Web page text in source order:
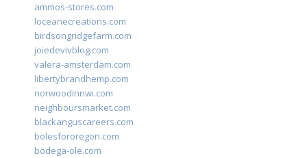
ammos-stores.com
loceanecreations.com
birdsongridgefarm.com
joiedevivblog.com
valera-amsterdam.com
libertybrandhemp.com
norwoodinnwi.com
neighboursmarket.com
blackanguscareers.com
bolesfororegon.com
bodega-ole.com